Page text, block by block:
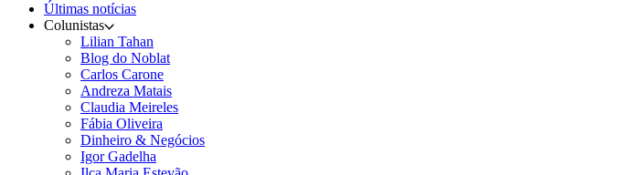
Últimas notícias
Colunistas
Lilian Tahan
Blog do Noblat
Carlos Carone
Andreza Matais
Claudia Meireles
Fábia Oliveira
Dinheiro & Negócios
Igor Gadelha